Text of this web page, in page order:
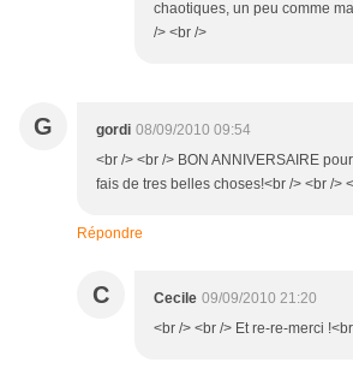
chaotiques, un peu comme
/> <br />
G gordi 08/09/2010 09:54
<br /> <br /> BON ANNIVERSAIRE
fais de tres belles choses!<br /> <br />
Répondre
C Cecile 09/09/2010 21:20
<br /> <br /> Et re-re-merci